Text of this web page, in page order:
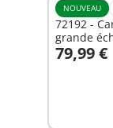
NOUVEAU
72192 -
grande
79,99 €